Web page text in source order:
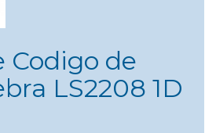
Codigo de
LS2208 1D